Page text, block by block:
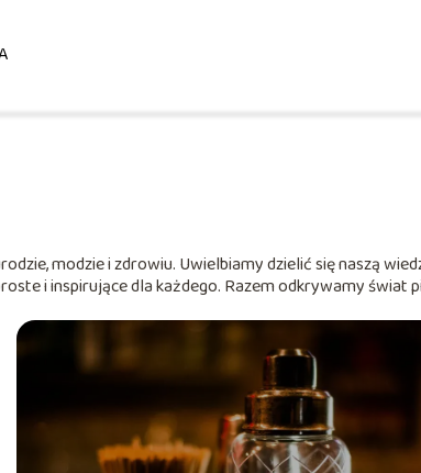
modzie i zdrowiu. Uwielbiamy dzielić się naszą
i inspirujące dla każdego. Razem odkrywamy świat